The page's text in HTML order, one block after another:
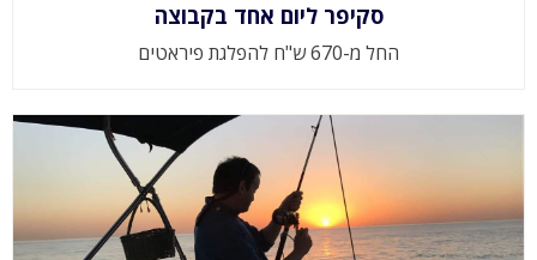
סקיפר ליום אחד בקבוצה
החל מ-670 ש"ח להפלגת פיראטים